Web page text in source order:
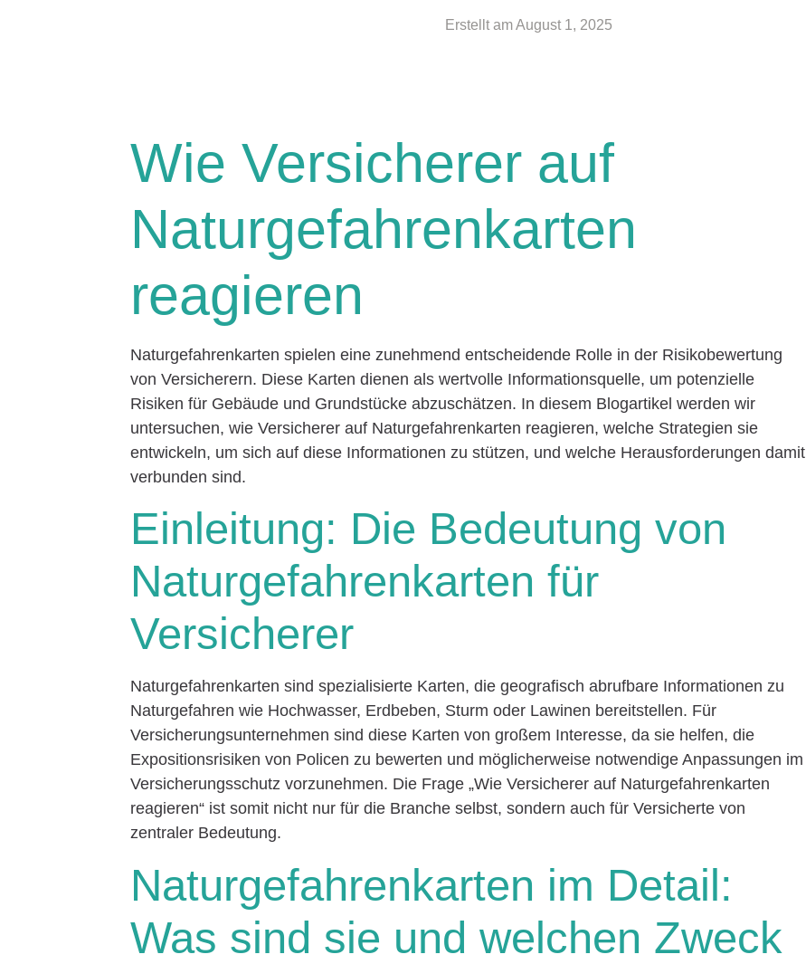
Erstellt amAugust 1, 2025
Wie Versicherer auf
Naturgefahrenkarten
reagieren
Naturgefahrenkarten spielen eine zunehmend entscheidende Rolle in der Risikobewertung
von Versicherern. Diese Karten dienen als wertvolle Informationsquelle, um potenzielle
Risiken für Gebäude und Grundstücke abzuschätzen. In diesem Blogartikel werden wir
untersuchen, wie Versicherer auf Naturgefahrenkarten reagieren, welche Strategien sie
entwickeln, um sich auf diese Informationen zu stützen, und welche Herausforderungen damit
verbunden sind.
Einleitung: Die Bedeutung von
Naturgefahrenkarten für
Versicherer
Naturgefahrenkarten sind spezialisierte Karten, die geografisch abrufbare Informationen zu
Naturgefahren wie Hochwasser, Erdbeben, Sturm oder Lawinen bereitstellen. Für
Versicherungsunternehmen sind diese Karten von großem Interesse, da sie helfen, die
Expositionsrisiken von Policen zu bewerten und möglicherweise notwendige Anpassungen im
Versicherungsschutz vorzunehmen. Die Frage „Wie Versicherer auf Naturgefahrenkarten
reagieren“ ist somit nicht nur für die Branche selbst, sondern auch für Versicherte von
zentraler Bedeutung.
Naturgefahrenkarten im Detail:
Was sind sie und welchen Zweck